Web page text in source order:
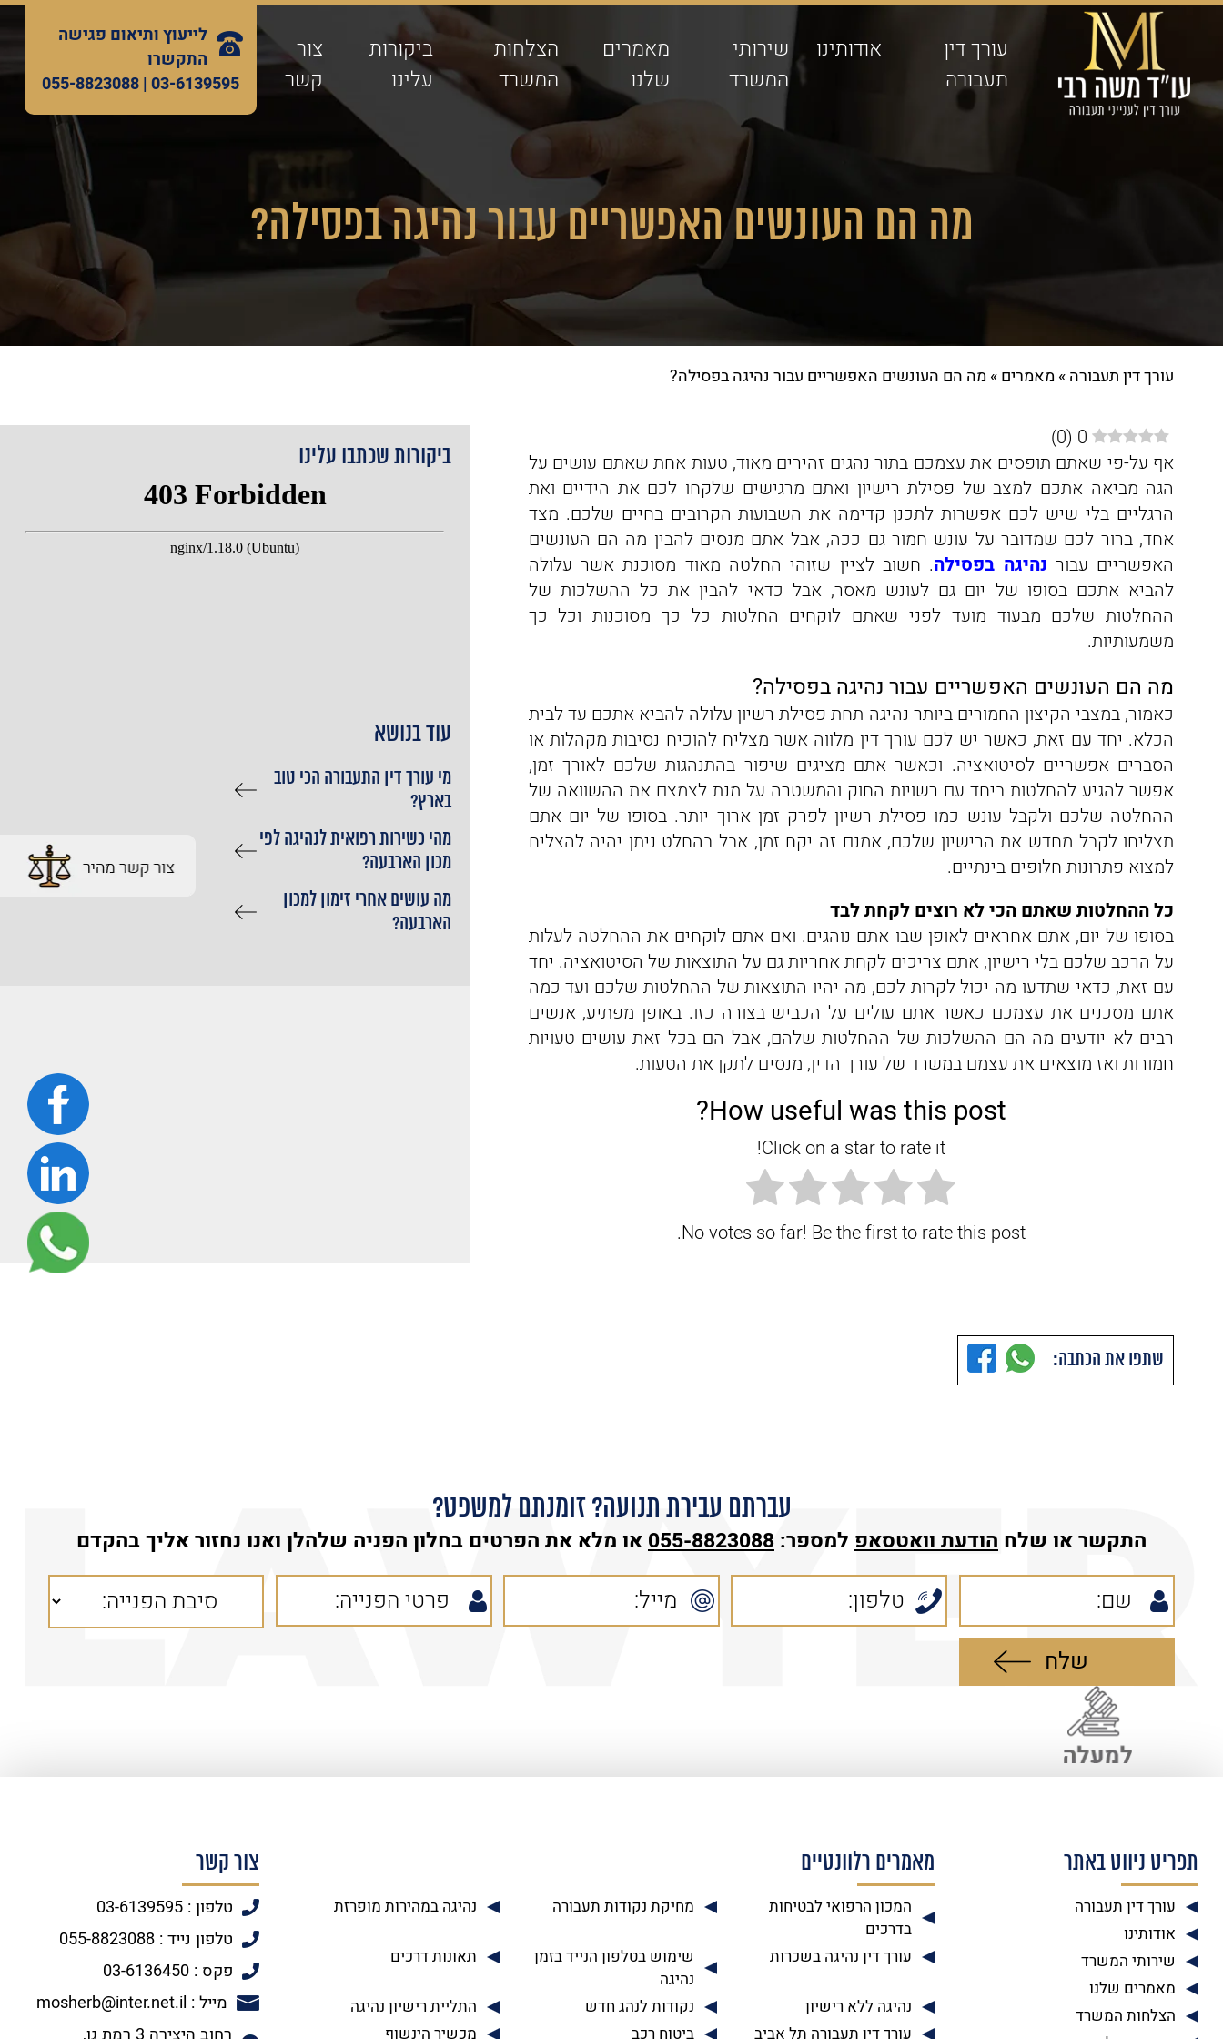
עורך דין
תעבורה
אודותינו
שירותי
המשרד
מאמרים
שלנו
הצלחות
המשרד
ביקורות
עלינו
צור
קשר
לייעוץ ותיאום פגישה
התקשרו
03-6139595 |
055-8823088
מה הם העונשים האפשריים עבור נהיגה בפסילה?
עורך דין תעבורה» מאמרים» מה הם העונשים האפשריים עבור נהיגה בפסילה?
0
(
0
)
אף על-פי שאתם תופסים את עצמכם בתור נהגים זהירים מאוד, ‏טעות אחת שאתם עושים על
הגה מביאה אתכם למצב של פסילת רישיון ואתם מרגישים שלקחו לכם את הידיים ואת
הרגליים בלי שיש לכם אפשרות ‏לתכנן קדימה את השבועות הקרובים בחיים שלכם. מצד
אחד, ברור לכם שמדובר על ‏עונש חמור גם ככה, אבל אתם מנסים להבין מה הם העונשים
האפשריים עבור נהיגה בפסילה. ‏חשוב לציין שזוהי ‏החלטה מאוד מסוכנת אשר עלולה
להביא אתכם בסופו של יום גם לעונש מאסר, אבל כדאי להבין את כל ההשלכות של
ההחלטות שלכם מבעוד מועד לפני שאתם לוקחים החלטות כל כך מסוכנות וכל כך
משמעותיות.
‏מה הם העונשים האפשריים עבור נהיגה בפסילה?
‏כאמור, במצבי הקיצון החמורים ביותר נהיגה תחת פסילת רשיון עלולה להביא אתכם עד לבית
הכלא. יחד עם זאת, כאשר יש לכם עורך דין מלווה אשר מצליח להוכיח נסיבות ‏מקהלות או
הסברים אפשריים לסיטואציה. וכאשר אתם מציגים שיפור בהתנהגות שלכם לאורך זמן,
אפשר להגיע להחלטות ביחד עם רשויות החוק והמשטרה על מנת לצמצם את ההשוואה של
ההחלטה שלכם ולקבל עונש כמו ‏פסילת רשיון לפרק זמן ארוך יותר. בסופו של יום אתם
תצליחו לקבל מחדש את הרישיון שלכם, אמנם זה יקח זמן, אבל בהחלט ניתן יהיה להצליח
למצוא פתרונות חלופים בינתיים.
‏כל ההחלטות שאתם הכי לא רוצים לקחת לבד
‏בסופו של יום, אתם אחראים לאופן שבו אתם נוהגים. ואם אתם לוקחים את ההחלטה לעלות
על הרכב שלכם בלי רישיון, אתם צריכים לקחת אחריות גם על התוצאות של הסיטואציה. יחד
עם זאת, ‏כדאי שתדעו ‏מה יכול לקרות לכם, מה ‏יהיו התוצאות של ההחלטות שלכם ועד כמה
אתם מסכנים את עצמכם כאשר אתם עולים על הכביש בצורה כזו. באופן מפתיע, אנשים
רבים לא יודעים מה הם ההשלכות של ההחלטות שלהם, אבל הם בכל זאת עושים טעויות
חמורות ואז מוצאים את עצמם במשרד של עורך הדין, מנסים לתקן את הטעות.
How useful was this post?
Click on a star to rate it!
No votes so far! Be the first to rate this post.
ביקורות שכתבו עלינו
עוד בנושא
מי עורך דין התעבורה הכי טוב
בארץ?
מהי כשירות רפואית לנהיגה לפי
מכון הארבעה?
מה עושים אחרי זימון למכון
הארבעה?
שתפו את הכתבה:
עברתם עבירת תנועה? זומנתם למשפט?
התקשר או שלח הודעת וואטסאפ למספר: 055-8823088 או מלא את הפרטים בחלון הפניה שלהלן ואנו נחזור אליך בהקדם
תפריט ניווט באתר
עורך דין תעבורה
אודותינו
שירותי המשרד
מאמרים שלנו
הצלחות המשרד
מאמרים רלוונטיים
המכון הרפואי לבטיחות
בדרכים
מחיקת נקודות תעבורה נהיגה במהירות מופרזת
עורך דין נהיגה בשכרות
שימוש בטלפון הנייד בזמן
נהיגה
תאונות דרכים
נהיגה ללא רישיון נקודות לנהג חדש
התליית רישיון נהיגה
עורך דין תעבורה תל אביב
ביטוח רכב מכשיר הינשוף
צור קשר
טלפון : 03-6139595
טלפון נייד : 055-8823088
פקס : 03-6136450
מייל : mosherb@inter.net.il